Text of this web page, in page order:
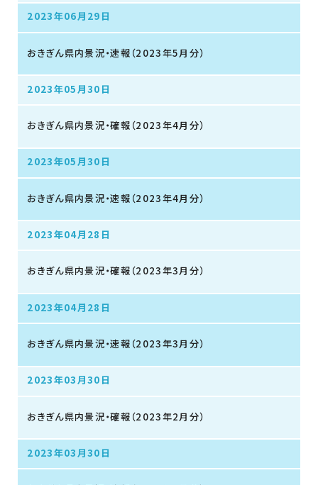
2023年06月29日
おきぎん県内景況・速報（2023年5月分）
2023年05月30日
おきぎん県内景況・確報（2023年4月分）
2023年05月30日
おきぎん県内景況・速報（2023年4月分）
2023年04月28日
おきぎん県内景況・確報（2023年3月分）
2023年04月28日
おきぎん県内景況・速報（2023年3月分）
2023年03月30日
おきぎん県内景況・確報（2023年2月分）
2023年03月30日